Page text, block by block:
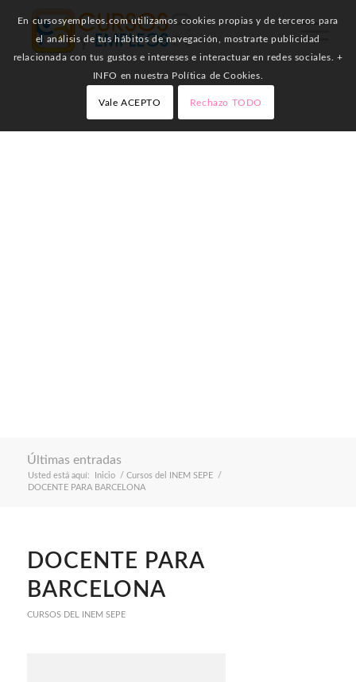
Últimas entradas
Usted está aquí: Inicio / Cursos del INEM SEPE
/
DOCENTE PARA BARCELONA
DOCENTE PARA
BARCELONA
CURSOS DEL INEM SEPE
En cursosyempleos.com utilizamos cookies propias y de terceros para
el análisis de tus hábitos de navegación, mostrarte publicidad
relacionada con tus gustos e intereses e interactuar en redes sociales. +
INFO en nuestra Política de Cookies.
Vale ACEPTO Rechazo TODO